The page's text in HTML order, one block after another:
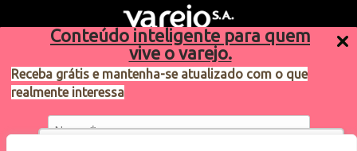
Conteúdo inteligente para quem
vive o varejo.
Receba grátis e mantenha-se atualizado com o que
realmente interessa
Sugestões de pauta
varejosa@cndl.org.br